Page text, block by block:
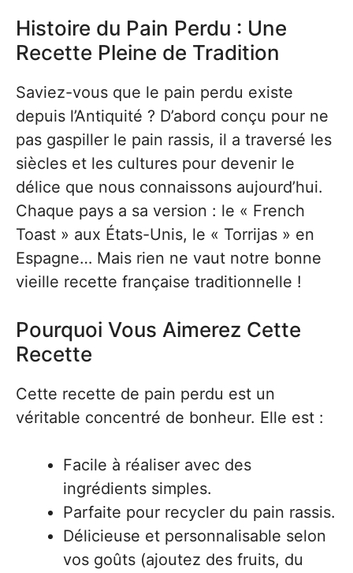
Histoire du Pain Perdu : Une
Recette Pleine de Tradition
Saviez-vous que le pain perdu existe
depuis l’Antiquité ? D’abord conçu pour ne
pas gaspiller le pain rassis, il a traversé les
siècles et les cultures pour devenir le
délice que nous connaissons aujourd’hui.
Chaque pays a sa version : le « French
Toast » aux États-Unis, le « Torrijas » en
Espagne… Mais rien ne vaut notre bonne
vieille recette française traditionnelle !
Pourquoi Vous Aimerez Cette
Recette
Cette recette de pain perdu est un
véritable concentré de bonheur. Elle est :
Facile à réaliser avec des
ingrédients simples.
Parfaite pour recycler du pain rassis.
Délicieuse et personnalisable selon
vos goûts (ajoutez des fruits, du